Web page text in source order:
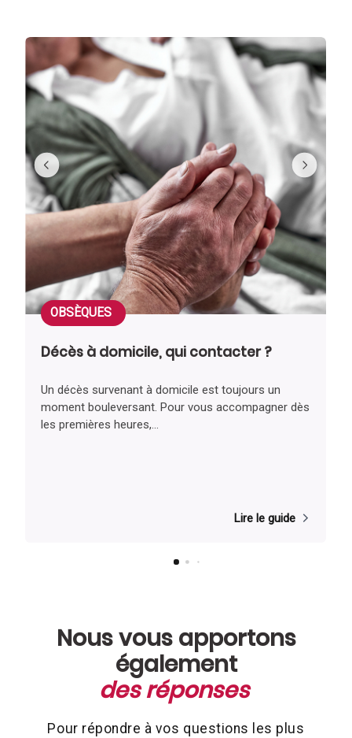
OBSÈQUES
Décès à domicile, qui contacter ?
Un décès survenant à domicile est toujours un
moment bouleversant. Pour vous accompagner dès
les premières heures,...
Lire le guide
Nous vous apportons
également
des réponses
Pour répondre à vos questions les plus